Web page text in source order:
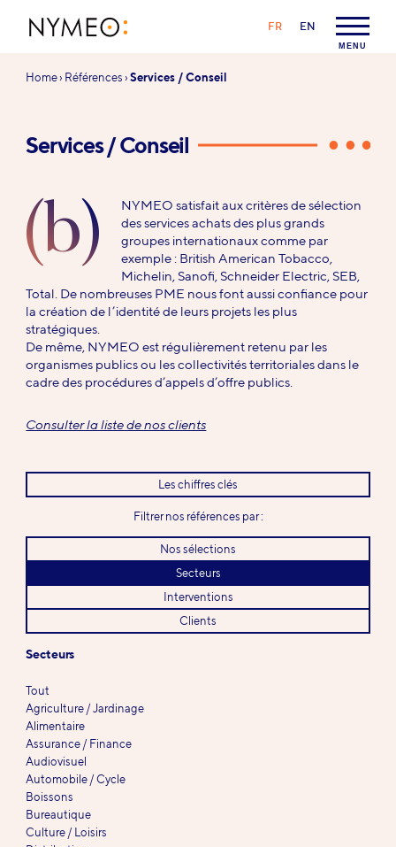
MENU
LANGAGE :
FR EN
Vous
Home› Références›Services / Conseil
Services / Conseil
(b)
NYMEO satisfait aux critères de sélection
des services achats des plus grands
groupes internationaux comme par
exemple : British American Tobacco,
Michelin, Sanofi, Schneider Electric, SEB,
Total. De nombreuses PME nous font aussi confiance pour
la création de l’identité de leurs projets les plus
stratégiques.
De même, NYMEO est régulièrement retenu par les
organismes publics ou les collectivités territoriales dans le
cadre des procédures d’appels d’offre publics.
Consulter la liste de nos clients
Les chiffres clés
Filtrer nos références par :
Nos sélections
Secteurs
Interventions
Clients
Secteurs
Tout
Agriculture / Jardinage
Alimentaire
Assurance / Finance
Audiovisuel
Automobile / Cycle
Boissons
Bureautique
Culture / Loisirs